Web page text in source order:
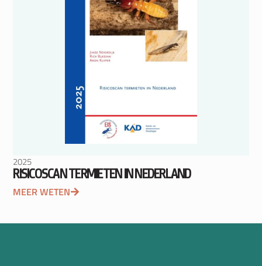
2025
RISICOSCAN TERMIETEN IN NEDERLAND
MEER WETEN